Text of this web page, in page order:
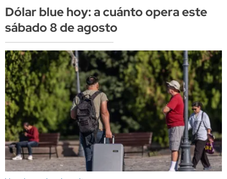
Dólar blue hoy: a cuánto opera este
sábado 8 de agosto